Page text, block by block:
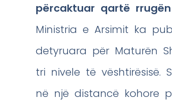
përcaktuar qartë
Ministria e Arsimit ka
detyruara për Maturën
tri nivele të vështirësisë.
në një distancë kohore